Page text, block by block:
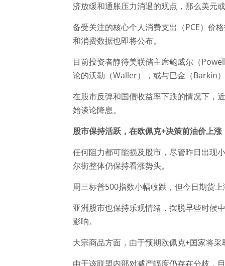
济放缓和通胀压力消退的观点，那么美元
备受关注的核心个人消费支出（PCE）价
和消费数据也即将公布。
目前投资者静待美联储主席鲍威尔（
论的沃勒（Waller），或与巴金（Barkin
在股市反弹和国债收益率下跌的情况下，
始谈论降息。
股市保持活跃，在欧佩克+决策前油价上涨
任何阻力都可能损及股市，尽管昨日出现
尔街整体仍保持看涨势头。
周三标普500指数小幅收跌，但今日期货
亚洲股市也保持乐观情绪，摆脱早些时候
影响。
大宗商品方面，由于预期欧佩克+国家将
由于该联盟内部对减产幅度仍存在分歧，